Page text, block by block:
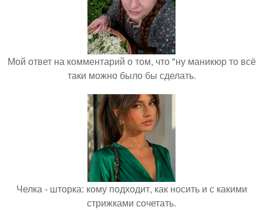
Мой ответ на комментарий о том, что "ну маникюр то всё
таки можно было бы сделать.
Челка - шторка: кому подходит, как носить и с какими
стрижками сочетать.